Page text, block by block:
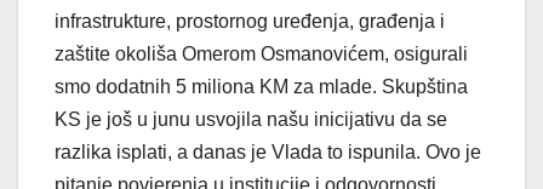
infrastrukture, prostornog uređenja, građenja i
zaštite okoliša Omerom Osmanovićem, osigurali
smo dodatnih 5 miliona KM za mlade. Skupština
KS je još u junu usvojila našu inicijativu da se
razlika isplati, a danas je Vlada to ispunila. Ovo je